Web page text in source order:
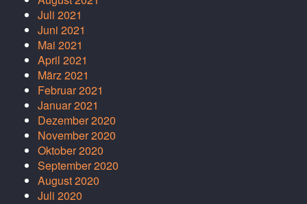
Juli 2021
Juni 2021
Mai 2021
April 2021
März 2021
Februar 2021
Januar 2021
Dezember 2020
November 2020
Oktober 2020
September 2020
August 2020
Juli 2020